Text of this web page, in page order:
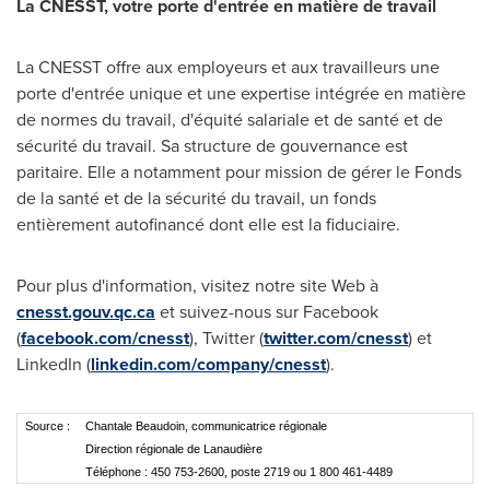
La CNESST, votre porte d'entrée en matière de travail
La CNESST offre aux employeurs et aux travailleurs une
porte d'entrée unique et une expertise intégrée en matière
de normes du travail, d'équité salariale et de santé et de
sécurité du travail. Sa structure de gouvernance est
paritaire. Elle a notamment pour mission de gérer le Fonds
de la santé et de la sécurité du travail, un fonds
entièrement autofinancé dont elle est la fiduciaire.
Pour plus d'information, visitez notre site Web à
cnesst.gouv.qc.ca et suivez-nous sur Facebook
(facebook.com/cnesst), Twitter (twitter.com/cnesst) et
LinkedIn (linkedin.com/company/cnesst).
Source :
Chantale Beaudoin, communicatrice régionale
Direction régionale de Lanaudière
Téléphone : 450 753-2600, poste 2719 ou 1 800 461-4489